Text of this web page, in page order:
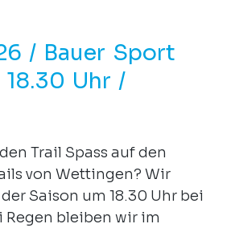
/ Bauer Sport
Uhr /
Trail Spass auf den
von Wettingen? Wir
Saison um 18.30 Uhr bei
Regen bleiben wir im